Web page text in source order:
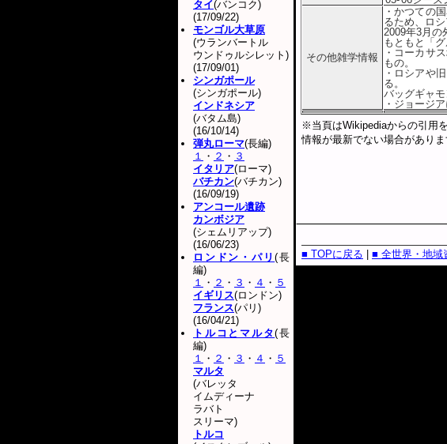
その他雑学情報
・かつての
るため、ロ
2009年3月の
もともと「
・コーカサ
もの。
・ロシアや
る。
バッグギャ
・ジョージ
※当頁はWikipediaからの引用
情報が最新でない場合があり
■ TOPに戻る ■ 全世界・地域
タイ(バンコク)
(17/09/22)
モンゴル大草原
(ウランバートル
ウンドゥルシレット)
(17/09/01)
シンガポール
(シンガポール)
インドネシア
(バタム島)
(16/10/14)
弾丸ローマ(長編)
１ ・ ２ ・ ３
イタリア(ローマ)
バチカン(バチカン)
(16/09/19)
アンコール遺跡
カンボジア
(シェムリアップ)
(16/06/23)
ロンドン・パリ(長
編)
１ ・ ２ ・ ３ ・ ４ ・ ５
イギリス(ロンドン)
フランス(パリ)
(16/04/21)
トルコとマルタ(長
編)
１ ・ ２ ・ ３ ・ ４ ・ ５
マルタ
(バレッタ
イムディーナ
ラバト
スリーマ)
トルコ